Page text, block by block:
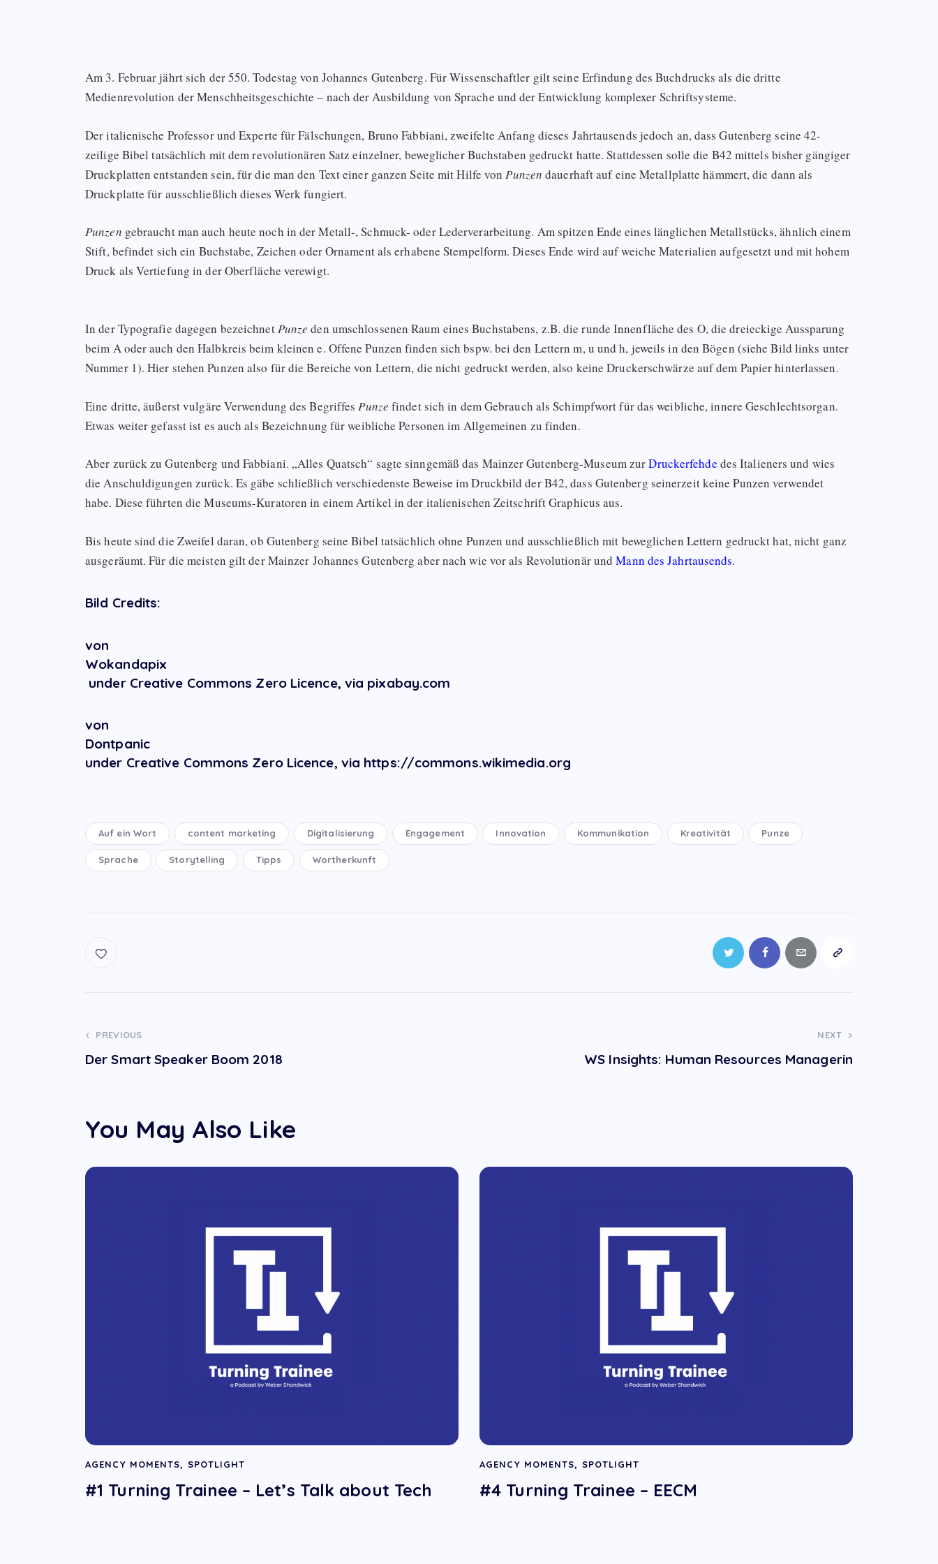
Am 3. Februar jährt sich der 550. Todestag von Johannes Gutenberg. Für Wissenschaftler gilt seine Erfindung des Buchdrucks als die dritte
Medienrevolution der Menschheitsgeschichte – nach der Ausbildung von Sprache und der Entwicklung komplexer Schriftsysteme.
Der italienische Professor und Experte für Fälschungen, Bruno Fabbiani, zweifelte Anfang dieses Jahrtausends jedoch an, dass Gutenberg seine 42-
zeilige Bibel tatsächlich mit dem revolutionären Satz einzelner, beweglicher Buchstaben gedruckt hatte. Stattdessen solle die B42 mittels bisher gängiger
Druckplatten entstanden sein, für die man den Text einer ganzen Seite mit Hilfe vonPunzen dauerhaft auf eine Metallplatte hämmert, die dann als
Druckplatte für ausschließlich dieses Werk fungiert.
Punzen gebraucht man auch heute noch in der Metall-, Schmuck- oder Lederverarbeitung. Am spitzen Ende eines länglichen Metallstücks, ähnlich einem
Stift, befindet sich ein Buchstabe, Zeichen oder Ornament als erhabene Stempelform. Dieses Ende wird auf weiche Materialien aufgesetzt und mit hohem
Druck als Vertiefung in der Oberfläche verewigt.
In der Typografie dagegen bezeichnetPunze den umschlossenen Raum eines Buchstabens, z.B. die runde Innenfläche des O, die dreieckige Aussparung
beim A oder auch den Halbkreis beim kleinen e. Offene Punzen finden sich bspw. bei den Lettern m, u und h, jeweils in den Bögen (siehe Bild links unter
Nummer 1). Hier stehen Punzen also für die Bereiche von Lettern, die nicht gedruckt werden, also keine Druckerschwärze auf dem Papier hinterlassen.
Eine dritte, äußerst vulgäre Verwendung des BegriffesPunze findet sich in dem Gebrauch als Schimpfwort für das weibliche, innere Geschlechtsorgan.
Etwas weiter gefasst ist es auch als Bezeichnung für weibliche Personen im Allgemeinen zu finden.
Aber zurück zu Gutenberg und Fabbiani. „Alles Quatsch“ sagte sinngemäß das Mainzer Gutenberg-Museum zurDruckerfehde des Italieners und wies
die Anschuldigungen zurück. Es gäbe schließlich verschiedenste Beweise im Druckbild der B42, dass Gutenberg seinerzeit keine Punzen verwendet
habe. Diese führten die Museums-Kuratoren in einem Artikel in der italienischen Zeitschrift Graphicus aus.
Bis heute sind die Zweifel daran, ob Gutenberg seine Bibel tatsächlich ohne Punzen und ausschließlich mit beweglichen Lettern gedruckt hat, nicht ganz
ausgeräumt. Für die meisten gilt der Mainzer Johannes Gutenberg aber nach wie vor als Revolutionär undMann des Jahrtausends.
Bild Credits:
von
Wokandapix
under Creative Commons Zero Licence, via pixabay.com
von
Dontpanic
under Creative Commons Zero Licence, via https://commons.wikimedia.org
Auf ein Wort content marketing Digitalisierung Engagement Innovation Kommunikation Kreativität Punze
Sprache Storytelling Tipps Wortherkunft
Post
navigation
PREVIOUS
Der Smart Speaker Boom 2018
NEXT
WS Insights: Human Resources Managerin
You May Also Like
AGENCY MOMENTS, SPOTLIGHT
#1 Turning Trainee – Let’s Talk about Tech
AGENCY MOMENTS, SPOTLIGHT
#4 Turning Trainee – EECM